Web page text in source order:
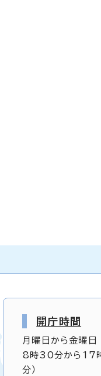
開庁時間
月曜日から金曜日
8時30分から17
分）